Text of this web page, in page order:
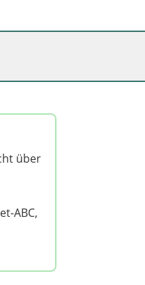
über
ABC,